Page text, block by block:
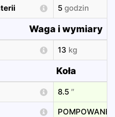
5 godzin
Waga i wymiary
13 kg
Koła
8.5 ″
POMPOWANE